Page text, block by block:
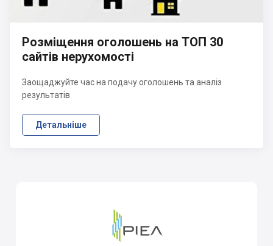
Розміщення оголошень на ТОП 30
сайтів нерухомості
Заощаджуйте час на подачу оголошень та аналіз
результатів
Детальніше